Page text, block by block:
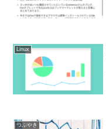
Linux
つぶやき